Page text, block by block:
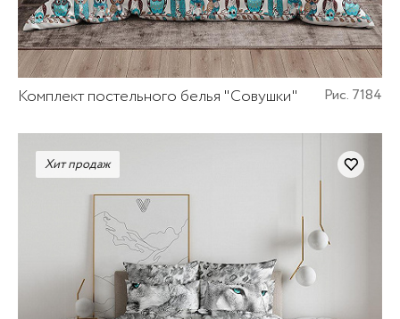
Комплект постельного белья "Совушки" Рис. 7184
Хит продаж